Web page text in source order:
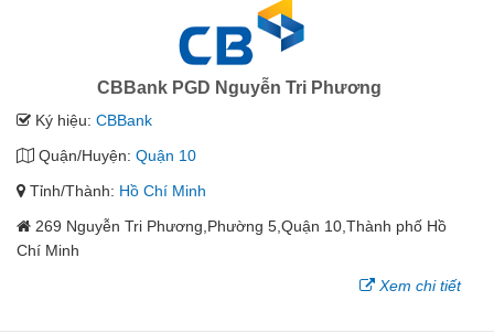
CBBank PGD Nguyễn Tri Phương
Ký hiệu: CBBank
Quận/Huyện: Quận 10
Tỉnh/Thành: Hồ Chí Minh
269 Nguyễn Tri Phương,Phường 5,Quận 10,Thành phố Hồ
Chí Minh
Xem chi tiết